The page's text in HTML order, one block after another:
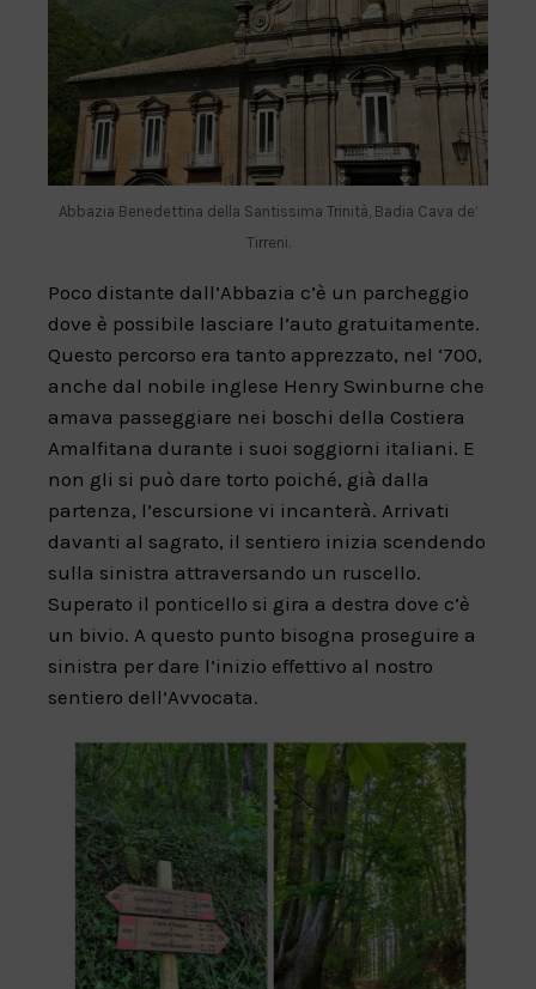
Abbazia Benedettina della Santissima Trinità, Badia Cava de’
Tirreni.
Poco distante dall’Abbazia c’è un parcheggio
dove è possibile lasciare l’auto gratuitamente.
Questo percorso era tanto apprezzato, nel ‘700,
anche dal nobile inglese Henry Swinburne che
amava passeggiare nei boschi della Costiera
Amalfitana durante i suoi soggiorni italiani. E
non gli si può dare torto poiché, già dalla
partenza, l’escursione vi incanterà. Arrivati
davanti al sagrato, il sentiero inizia scendendo
sulla sinistra attraversando un ruscello.
Superato il ponticello si gira a destra dove c’è
un bivio. A questo punto bisogna proseguire a
sinistra per dare l’inizio effettivo al nostro
sentiero dell’Avvocata.